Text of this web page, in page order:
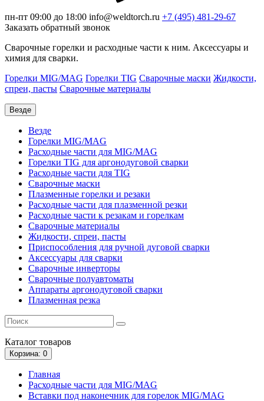
пн-пт 09:00 до 18:00 info@weldtorch.ru +7 (495) 481-29-67
Заказать обратный звонок
Сварочные горелки и расходные части к ним. Аксессуары и
химия для сварки.
Горелки MIG/MAG Горелки TIG Сварочные маски Жидкости,
спреи, пасты Сварочные материалы
Везде
Везде
Горелки MIG/MAG
Расходные части для MIG/MAG
Горелки TIG для аргонодуговой сварки
Расходные части для TIG
Сварочные маски
Плазменные горелки и резаки
Расходные части для плазменной резки
Расходные части к резакам и горелкам
Сварочные материалы
Жидкости, спреи, пасты
Приспособления для ручной дуговой сварки
Аксессуары для сварки
Сварочные инверторы
Сварочные полуавтоматы
Аппараты аргонодуговой сварки
Плазменная резка
Каталог товаров
Корзина: 0
Главная
Расходные части для MIG/MAG
Вставки под наконечник для горелок MIG/MAG